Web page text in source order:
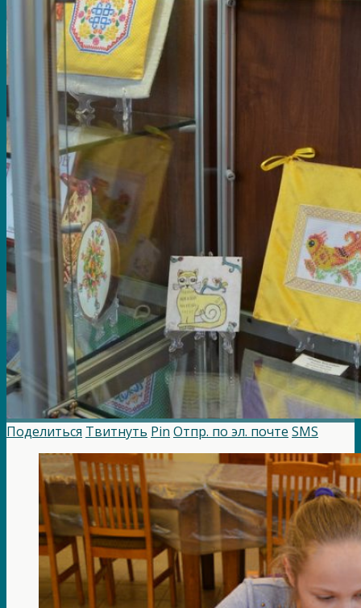
Поделиться Твитнуть Pin Отпр. по эл. почте SMS